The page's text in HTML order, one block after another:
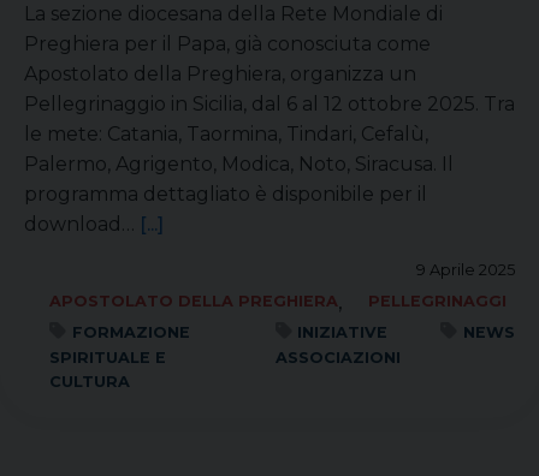
La sezione diocesana della Rete Mondiale di
Preghiera per il Papa, già conosciuta come
Apostolato della Preghiera, organizza un
Pellegrinaggio in Sicilia, dal 6 al 12 ottobre 2025. Tra
le mete: Catania, Taormina, Tindari, Cefalù,
Palermo, Agrigento, Modica, Noto, Siracusa. Il
programma dettagliato è disponibile per il
download… [...]
9 Aprile 2025
APOSTOLATO DELLA PREGHIERA,
PELLEGRINAGGI
FORMAZIONE
SPIRITUALE E
CULTURA
INIZIATIVE
ASSOCIAZIONI
NEWS